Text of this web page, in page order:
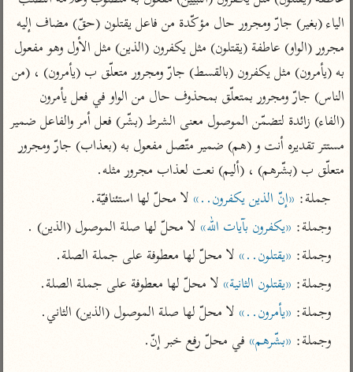
تفسير ابن كثير
تفسير القرطبي
تفسير البغوي
جمع الأقوال
تفسير ابن الجوزي
تفسير الماوردي
منتقاة
تفسير ابن القيم
تفسير ابن تيمية
عامّة
تفسير السمعاني
فتح القدير للشوكاني
تفسير ابن جزي
موسوعات
تفسير الآلوسي
تفسير الرازي
أخرى
أضواء البيان
نظم الدرر للبقاعي
لغة وبلاغة
التحرير والتنوير
المحرر الوجيز لابن
المختصر في
التفسير
تفسير السعدي
أيسر التفاسير
القرآن – تدبر وعمل
تفسير ابن عثيمين
مركَّزة العبارة
تفسير الجلالين
جامع البيان للإيجي
تفسير البيضاوي
تفسير النسفي
الوجيز للواحدي
(الفاء) زائدة لتضمّن الموصول معنى الشرط (بشّر) فعل أمر والفاعل ضمير
مستتر تقديره أنت و (هم) ضمير متّصل مفعول به (بعذاب) جارّ ومجرور
متعلّق ب (بشّرهم) ، (أليم) نعت لعذاب مجرور مثله.
جملة: «إنّ الذين يكفرون..» لا محلّ لها استئنافيّة.
وجملة: «يكفرون بآيات الله» لا محلّ لها صلة الموصول (الذين) .
وجملة: «يقتلون..» لا محلّ لها معطوفة على جملة الصلة.
وجملة: «يقتلون الثانية» لا محلّ لها معطوفة على جملة الصلة.
وجملة: «يأمرون..» لا محلّ لها صلة الموصول (الذين) الثاني.
وجملة: «بشّرهم»